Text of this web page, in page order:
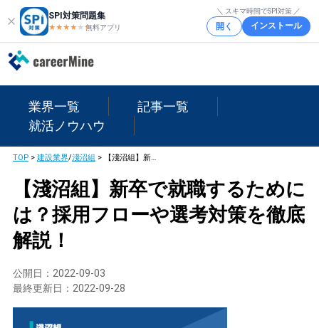
SPI対策問題集
★★★★ ★★
無料アプリ
＼ スキマ時間でSPI対策 ／
開く インストール
業界一覧
記事一覧
就活ノウハウ
TOP> 建設業界/淺沼組 > 【淺沼組】新卒で就職するためには？採用フローや選考対策を徹底解説！
【淺沼組】新卒で就職するために
は？採用フローや選考対策を徹底
解説！
公開日： 2022-09-03
最終更新日： 2022-09-28